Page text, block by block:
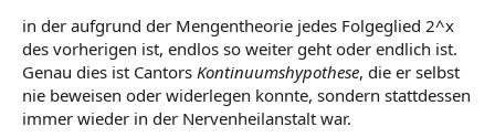
in der aufgrund der Mengentheorie jedes Folgeglied 2^x
des vorherigen ist, endlos so weiter geht oder endlich ist.
Genau dies ist Cantors Kontinuumshypothese, die er selbst
nie beweisen oder widerlegen konnte, sondern stattdessen
immer wieder in der Nervenheilanstalt war.